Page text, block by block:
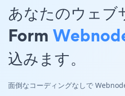
あなたのウェブ
Form
込みます。
面倒なコーディングなしで